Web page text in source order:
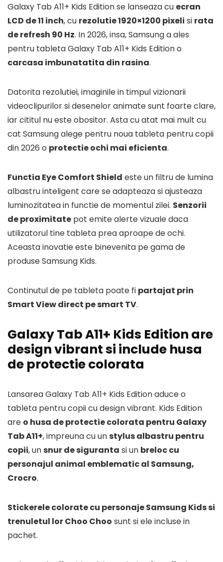
Galaxy Tab A11+ Kids Edition se lanseaza cu ecran
LCD de 11 inch, cu rezolutie 1920×1200 pixeli si rata
de refresh 90 Hz. In 2026, insa, Samsung a ales
pentru tableta Galaxy Tab A11+ Kids Edition o
carcasa imbunatatita din rasina.
Datorita rezolutiei, imaginile in timpul vizionarii
videoclipurilor si desenelor animate sunt foarte clare,
iar cititul nu este obositor. Asta cu atat mai mult cu
cat Samsung alege pentru noua tableta pentru copii
din 2026 o protectie ochi mai eficienta.
Functia Eye Comfort Shield este un filtru de lumina
albastru inteligent care se adapteaza si ajusteaza
luminozitatea in functie de momentul zilei. Senzorii
de proximitate pot emite alerte vizuale daca
utilizatorul tine tableta prea aproape de ochi.
Aceasta inovatie este binevenita pe gama de
produse Samsung Kids.
Continutul de pe tableta poate fi partajat prin
Smart View direct pe smart TV.
Galaxy Tab A11+ Kids Edition are
design vibrant si include husa
de protectie colorata
Lansarea Galaxy Tab A11+ Kids Edition aduce o
tableta pentru copii cu design vibrant. Kids Edition
are o husa de protectie colorata pentru Galaxy
Tab A11+, impreuna cu unstylus albastru pentru
copii, unsnur de siguranta si un breloc cu
personajul animal emblematic al Samsung,
Crocro.
Stickerele colorate cu personaje Samsung Kids si
trenuletul lor Choo Choo sunt si ele incluse in
pachet.